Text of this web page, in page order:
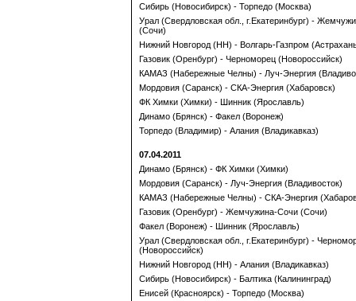
Сибирь (Новосибирск) - Торпедо (Москва)
Урал (Свердловская обл., г.Екатеринбург) -
(Сочи)
Нижний Новгород (НН) - Волгарь-Газпром
Газовик (Оренбург) - Черноморец (Новороссийск)
КАМАЗ (Набережные Челны) - Луч-Энергия
Мордовия (Саранск) - СКА-Энергия (Хабаровск)
ФК Химки (Химки) - Шинник (Ярославль)
Динамо (Брянск) - Факел (Воронеж)
Торпедо (Владимир) - Алания (Владикавказ)
07.04.2011
Динамо (Брянск) - ФК Химки (Химки)
Мордовия (Саранск) - Луч-Энергия (Владивосток)
КАМАЗ (Набережные Челны) - СКА-Энергия
Газовик (Оренбург) - Жемчужина-Сочи (Сочи)
Факел (Воронеж) - Шинник (Ярославль)
Урал (Свердловская обл., г.Екатеринбург) -
(Новороссийск)
Нижний Новгород (НН) - Алания (Владикавказ)
Сибирь (Новосибирск) - Балтика (Калининград)
Енисей (Красноярск) - Торпедо (Москва)